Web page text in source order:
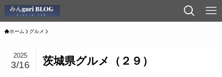
ホーム グルメ
茨城県グルメ（２９）
2025
3/16